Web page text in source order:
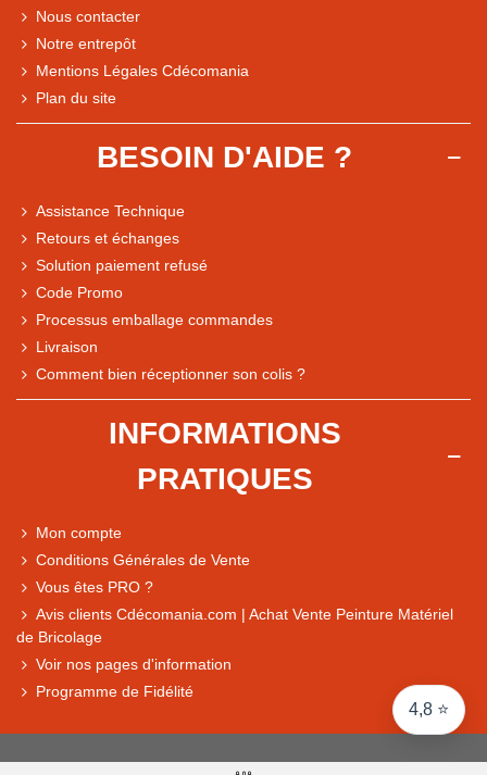
4,8 ⭐
Comparaison des performances du magasin
Express, Chez vous, Point relais, Retrait magasin
Nous contacter
Notre entrepôt
Mentions Légales Cdécomania
Plan du site
BESOIN D'AIDE ?
Assistance Technique
Retours et échanges
Solution paiement refusé
Code Promo
Processus emballage commandes
Livraison
Comment bien réceptionner son colis ?
INFORMATIONS
PRATIQUES
Mon compte
Conditions Générales de Vente
Vous êtes PRO ?
Avis clients Cdécomania.com | Achat Vente Peinture Matériel
de Bricolage
Voir nos pages d'information
Programme de Fidélité